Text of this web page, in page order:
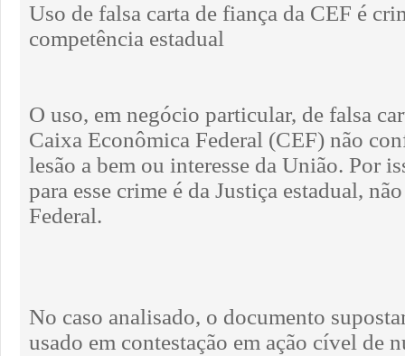
Uso de falsa carta de fiança da CEF é
competência estadual
O uso, em negócio particular, de falsa
Caixa Econômica Federal (CEF) não
lesão a bem ou interesse da União. Por
para esse crime é da Justiça estadual,
Federal.
No caso analisado, o documento
usado em contestação em ação cível de